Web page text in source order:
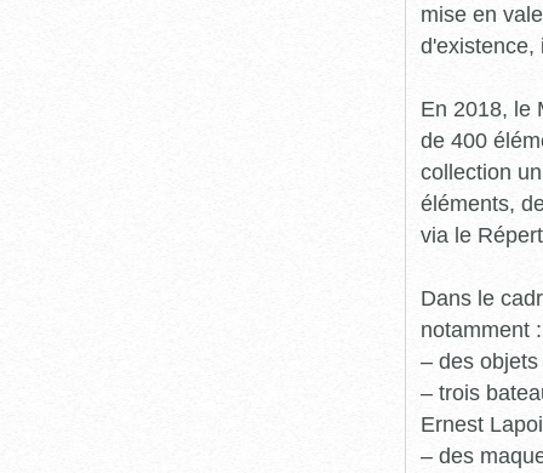
mise en
d'existence,
En 2018, le
de 400
collection
éléments,
via le
Dans le
notamment :
– des
– trois
Ernest
– des